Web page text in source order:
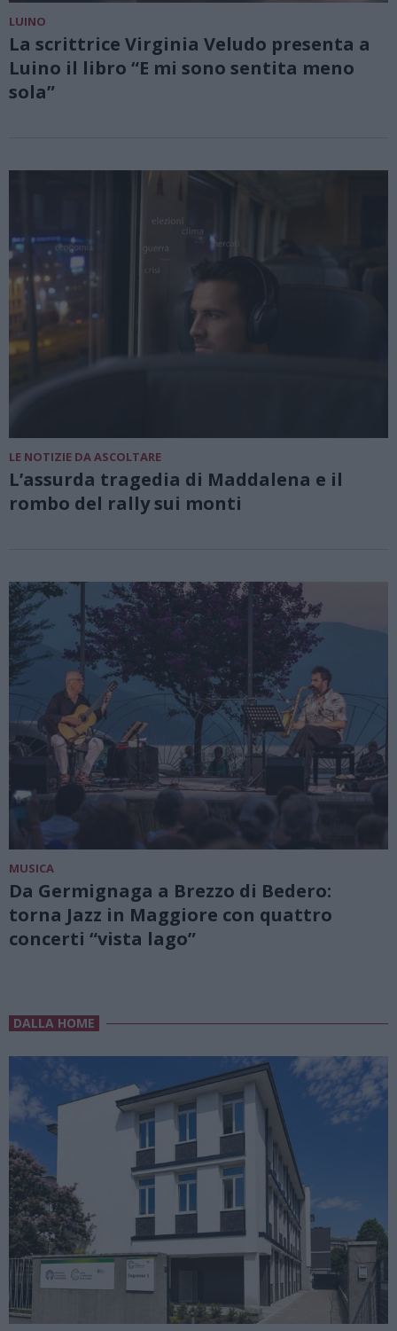
LUINO
La scrittrice Virginia Veludo presenta a
Luino il libro “E mi sono sentita meno
sola”
LE NOTIZIE DA ASCOLTARE
L’assurda tragedia di Maddalena e il
rombo del rally sui monti
MUSICA
Da Germignaga a Brezzo di Bedero:
torna Jazz in Maggiore con quattro
concerti “vista lago”
DALLA HOME